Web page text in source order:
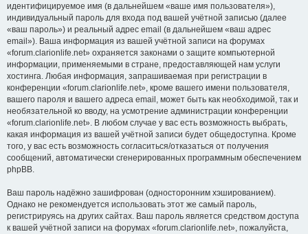
идентифицируемое имя (в дальнейшем «ваше имя пользователя»),
индивидуальный пароль для входа под вашей учётной записью (далее
«ваш пароль») и реальный адрес email (в дальнейшем «ваш адрес
email»). Ваша информация из вашей учётной записи на форумах
«forum.clarionlife.net» охраняется законами о защите компьютерной
информации, применяемыми в стране, предоставляющей нам услуги
хостинга. Любая информация, запрашиваемая при регистрации в
конференции «forum.clarionlife.net», кроме вашего имени пользователя,
вашего пароля и вашего адреса email, может быть как необходимой, так и
необязательной ко вводу, на усмотрение администрации конференции
«forum.clarionlife.net». В любом случае у вас есть возможность выбрать,
какая информация из вашей учётной записи будет общедоступна. Кроме
того, у вас есть возможность согласиться/отказаться от получения
сообщений, автоматически сгенерированных программным обеспечением
phpBB.
Ваш пароль надёжно зашифрован (односторонним хэшированием).
Однако не рекомендуется использовать этот же самый пароль,
регистрируясь на других сайтах. Ваш пароль является средством доступа
к вашей учётной записи на форумах «forum.clarionlife.net», пожалуйста,